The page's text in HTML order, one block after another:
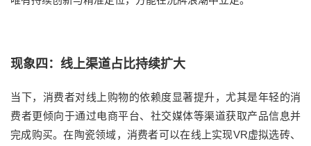
现象四：线上渠道占比持续扩大
当下，消费者对线上购物的依赖度显著提升，尤其是年轻的消
费者更倾向于通过电商平台、社交媒体等渠道获取产品信息并
完成购买。在陶瓷领域，消费者可以在线上实现VR虚拟选砖、